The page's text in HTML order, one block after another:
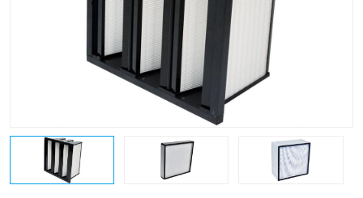
食品饮料
光电车间
过滤器
百级